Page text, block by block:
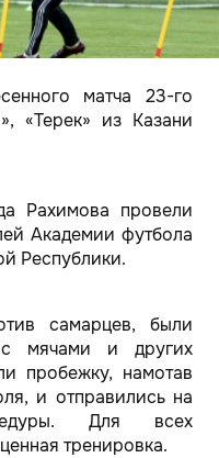
матча 23-го
«Терек» из Казани
Рахимова провели
Академии футбола
Республики.
самарцев, были
мячами и других
пробежку, намотав
и отправились на
Для всех
тренировка.